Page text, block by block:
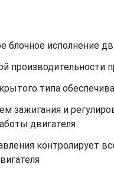
блочное исполнение
производительности
типа
зажигания и
двигателя
контролирует